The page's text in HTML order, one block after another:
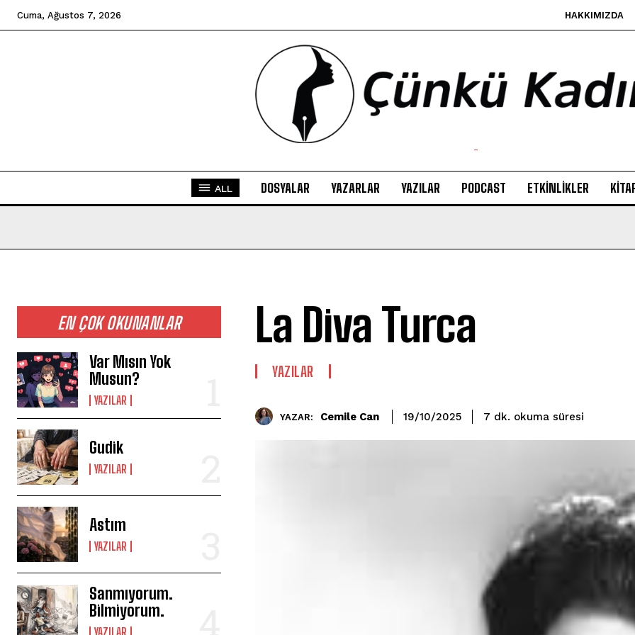
Cuma, Ağustos 7, 2026 HAKKIMIZDA
-
ALL DOSYALAR YAZARLAR YAZILAR PODCAST ETKINLIKLER
EN ÇOK OKUNANLAR
Var Mısın Yok
Musun?
YAZILAR
Gudik
YAZILAR
Astım
YAZILAR
Sanmıyorum.
Bilmiyorum.
YAZILAR
La Diva Turca
YAZILAR
YAZAR: Cemile Can 19/10/2025 7 dk. okuma süresi